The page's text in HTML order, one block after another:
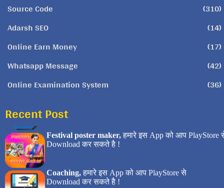
Source Code
(310)
Adarsh SEO
(14)
Online Earn Money
(17)
Whatsapp Message
(42)
Online Examination System
(36)
Recent Post